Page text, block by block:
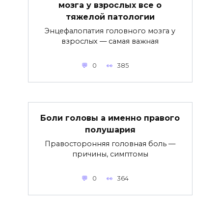
мозга у взрослых все о
тяжелой патологии
Энцефалопатия головного мозга у
взрослых — самая важная
0 385
Боли головы а именно правого
полушария
Правосторонняя головная боль —
причины, симптомы
0 364